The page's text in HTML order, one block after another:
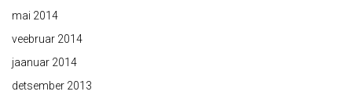
mai 2014
veebruar 2014
jaanuar 2014
detsember 2013